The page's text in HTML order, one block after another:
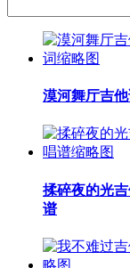
漠河舞厅吉
揉碎夜的光
谱